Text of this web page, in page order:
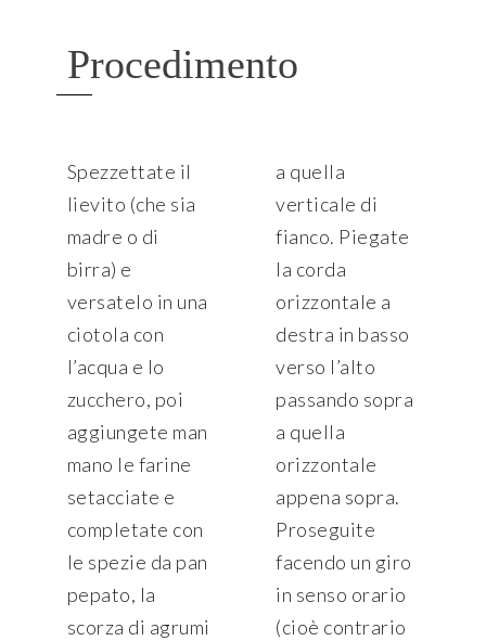
Procedimento
Spezzettate il
lievito (che sia
madre o di
birra) e
versatelo in una
ciotola con
l’acqua e lo
zucchero, poi
aggiungete man
mano le farine
setacciate e
completate con
le spezie da pan
pepato, la
scorza di agrumi
a quella
verticale di
fianco. Piegate
la corda
orizzontale a
destra in basso
verso l’alto
passando sopra
a quella
orizzontale
appena sopra.
Proseguite
facendo un giro
in senso orario
(cioè contrario